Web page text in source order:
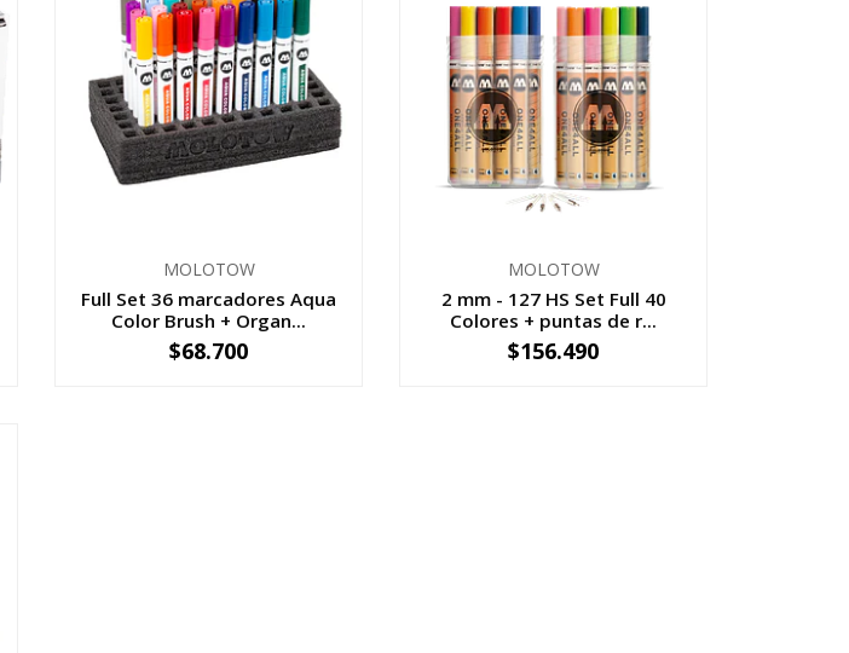
MOLOTOW
Full Set 36 marcadores Aqua
Color Brush + Organ...
+
$68.700
MOLOTOW
2 mm - 127 HS Set Full 40
Colores + puntas de r...
+
$156.490